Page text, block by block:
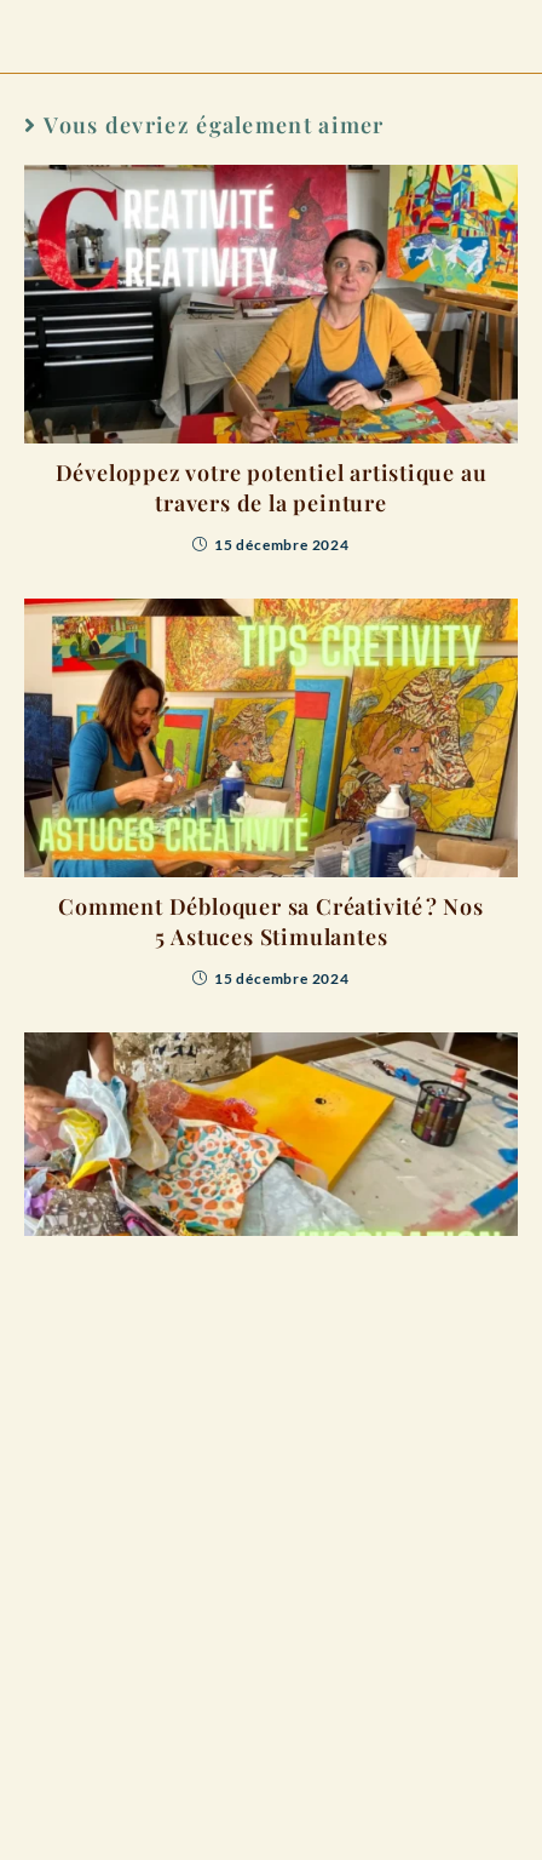
Vous devriez également aimer
Développez votre potentiel artistique au
travers de la peinture
15 décembre 2024
Comment Débloquer sa Créativité ? Nos
5 Astuces Stimulantes
15 décembre 2024